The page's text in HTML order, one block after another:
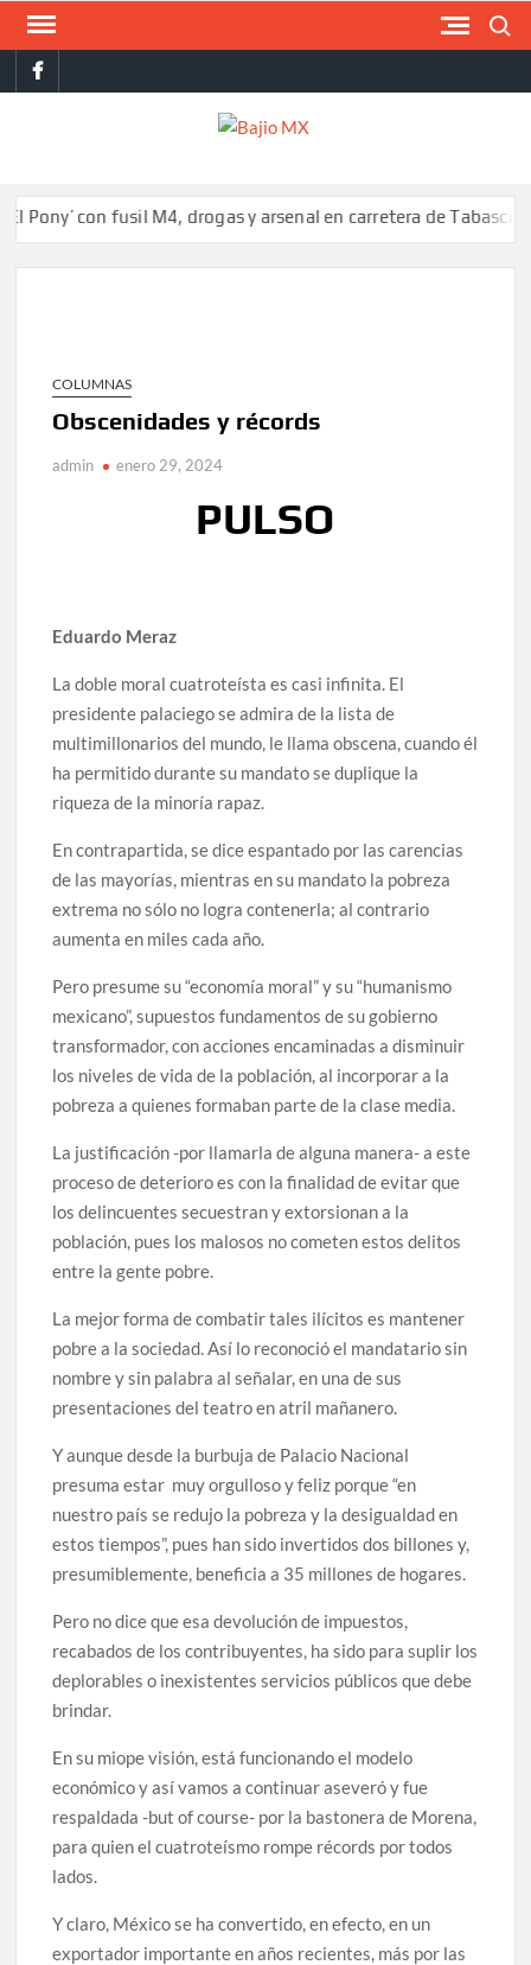
Saltar
contenidofacebook
con fusil M4, drogas y arsenal en carretera de Tabasco
COLUMNAS
Obscenidades y récords
admin enero 29, 2024
PULSO
Eduardo Meraz
La doble moral cuatroteísta es casi infinita. El
presidente palaciego se admira de la lista de
multimillonarios del mundo, le llama obscena, cuando él
ha permitido durante su mandato se duplique la
riqueza de la minoría rapaz.
En contrapartida, se dice espantado por las carencias
de las mayorías, mientras en su mandato la pobreza
extrema no sólo no logra contenerla; al contrario
aumenta en miles cada año.
Pero presume su “economía moral” y su “humanismo
mexicano”, supuestos fundamentos de su gobierno
transformador, con acciones encaminadas a disminuir
los niveles de vida de la población, al incorporar a la
pobreza a quienes formaban parte de la clase media.
La justificación -por llamarla de alguna manera- a este
proceso de deterioro es con la finalidad de evitar que
los delincuentes secuestran y extorsionan a la
población, pues los malosos no cometen estos delitos
entre la gente pobre.
La mejor forma de combatir tales ilícitos es mantener
pobre a la sociedad. Así lo reconoció el mandatario sin
nombre y sin palabra al señalar, en una de sus
presentaciones del teatro en atril mañanero.
Y aunque desde la burbuja de Palacio Nacional
presuma estar muy orgulloso y feliz porque “en
nuestro país se redujo la pobreza y la desigualdad en
estos tiempos”, pues han sido invertidos dos billones y,
presumiblemente, beneficia a 35 millones de hogares.
Pero no dice que esa devolución de impuestos,
recabados de los contribuyentes, ha sido para suplir los
deplorables o inexistentes servicios públicos que debe
brindar.
En su miope visión, está funcionando el modelo
económico y así vamos a continuar aseveró y fue
respaldada -but of course- por la bastonera de Morena,
para quien el cuatroteísmo rompe récords por todos
lados.
Y claro, México se ha convertido, en efecto, en un
exportador importante en años recientes, más por las